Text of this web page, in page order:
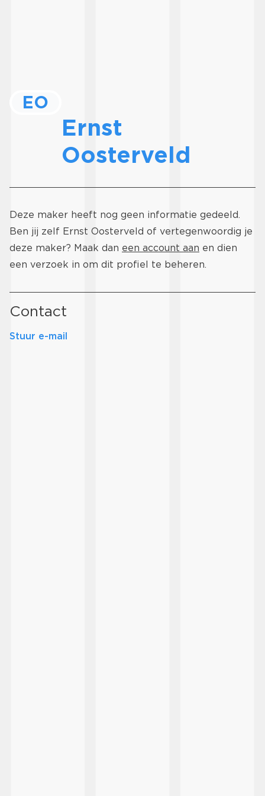
EO
Ernst
Oosterveld
Deze maker heeft nog geen informatie gedeeld.
Ben jij zelf Ernst Oosterveld of vertegenwoordig je
deze maker? Maak dan een account aan en dien
een verzoek in om dit profiel te beheren.
Contact
Stuur e-mail